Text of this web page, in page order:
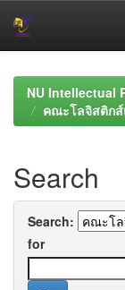
navigationNU Intellectual
คณะโลจิสติก
Search
Search:
for